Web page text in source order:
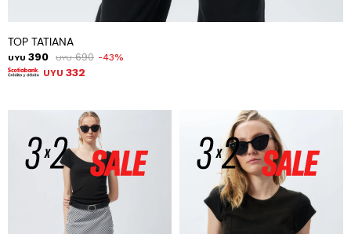
TOP TATIANA
UYU 390 UYU 690 43
UYU 332